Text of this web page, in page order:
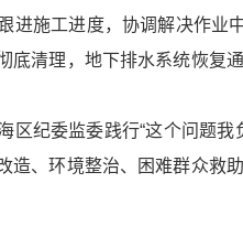
进施工进度，协调解决作
底清理，地下排水系统恢复
区纪委监委践行“这个问题
造、环境整治、困难群众救